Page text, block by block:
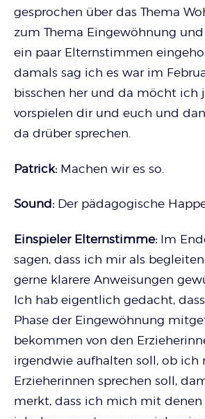
gesprochen über das Thema
zum Thema Eingewöhnung
ein paar Elternstimmen
damals sag ich es war im
bisschen her und da möcht ich
vorspielen dir und euch und
da drüber sprechen.
Patrick: Machen wir es so.
Sound: Der pädagogische
Einspieler Elternstimme: Im
sagen, dass ich mir als
gerne klarere Anweisungen
Ich hab eigentlich gedacht,
Phase der Eingewöhnung
bekommen von den
irgendwie aufhalten soll, ob ich
Erzieherinnen sprechen soll,
merkt, dass ich mich mit denen